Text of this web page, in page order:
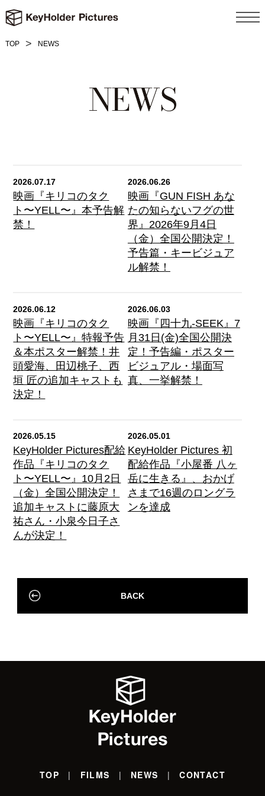
TOP NEWS
2026.07.17
映画『キリコのタク
ト〜YELL〜』本予告解
禁！
2026.06.26
映画『GUN FISH あな
たの知らないフグの世
界』2026年9月4日
（金）全国公開決定！
予告篇・キービジュア
ル解禁！
2026.06.12
映画『キリコのタク
ト〜YELL〜』特報予告
＆本ポスター解禁！井
頭愛海、田辺桃子、西
垣 匠の追加キャストも
決定！
2026.06.03
映画『四十九-SEEK』7
月31日(金)全国公開決
定！予告編・ポスター
ビジュアル・場面写
真、一挙解禁！
2026.05.15
KeyHolder Pictures配給
作品『キリコのタク
ト〜YELL〜』10月2日
（金）全国公開決定！
追加キャストに藤原大
祐さん・小泉今日子さ
んが決定！
2026.05.01
KeyHolder Pictures 初
配給作品『小屋番 八ヶ
岳に生きる』、おかげ
さまで16週のロングラ
ンを達成
BACK
TOP FILMS NEWS CONTACT